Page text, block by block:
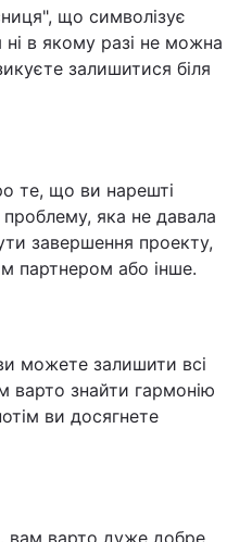
що символізує
в якому разі не можна
залишитися біля
те, що ви нарешті
яка не давала
завершення проекту,
партнером або інше.
можете залишити всі
варто знайти гармонію
ви досягнете
вам варто дуже добре